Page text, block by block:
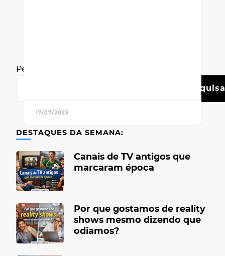
17/07/2023
Pesquisar
DESTAQUES DA SEMANA:
Canais de TV antigos que
marcaram época
Por que gostamos de reality
shows mesmo dizendo que
odiamos?